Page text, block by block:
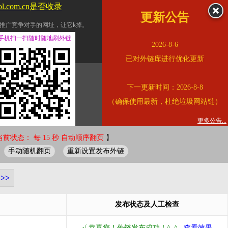
竞争对手的网址，让它k掉。
换友情链接。
的查询页面。
质量。
错误外链纠正
前状态： 每 15 秒 自动顺序翻页 】
手动随机翻页 重新设置发布外链
>>
发布状态及人工检查
是否收录
更新公告
2026-8-6
已对外链库进行优化更新
下一更新时间：2026-8-8
（确保使用最新，杜绝垃圾网站链）
更多公告...
机扫一扫随时随地刷外链